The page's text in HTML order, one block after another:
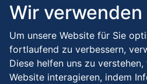
September 2024
August 2024
Juli 2024
Juni 2024
Wir
Um unsere Website für Sie
fortlaufend zu verbessern,
Diese helfen uns zu
Website interagieren, indem